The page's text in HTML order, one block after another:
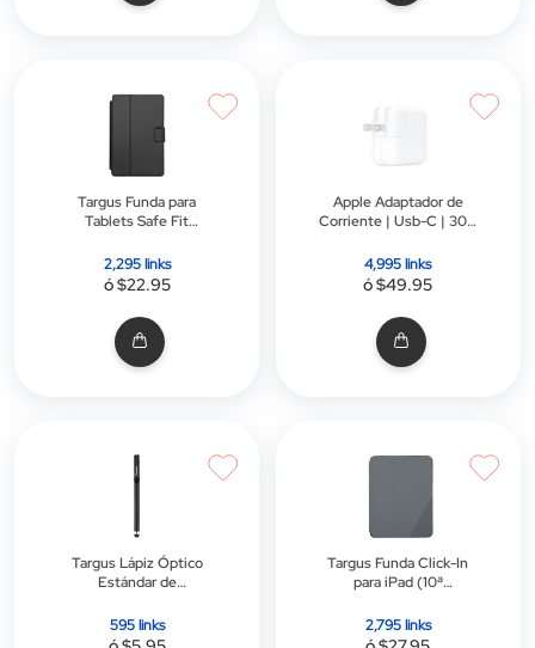
Targus Funda para
Tablets Safe Fit
Capacidad de Giro de
360° | Negro
2,295 links
ó $22.95
Apple Adaptador de
Corriente | Usb-C | 30w
4,995 links
ó $49.95
Targus Lápiz Óptico
Estándar de
Antimicrobiano
Amm165us | Negro
595 links
Targus Funda Click-In
para iPad (10ª
Negro
2,795 links